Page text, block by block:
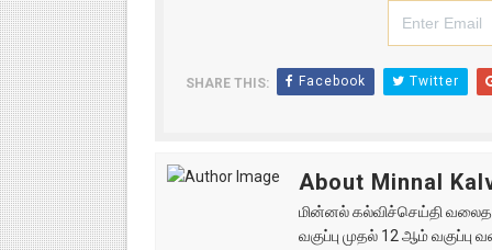
SHARE THIS: Facebook Twitter
About Minnal
மின்னல் கல்விச்செய்தி
வகுப்பு முதல் 12 ஆம்